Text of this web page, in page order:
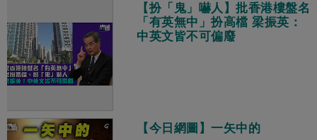
【扮「鬼」嚇人】批香港樓盤名
「有英無中」扮高檔 梁振英：
中英文皆不可偏廢
【今日網圖】一矢中的